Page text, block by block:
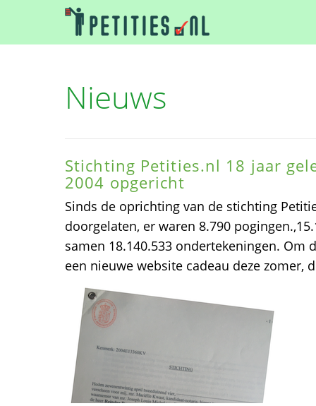
Nieuws
Stichting Petities.nl 18 jaar
2004 opgericht
Sinds de oprichting van de stichting
doorgelaten, er waren 8.790
samen 18.140.533 ondertekeningen. Om
een nieuwe website cadeau deze zomer,